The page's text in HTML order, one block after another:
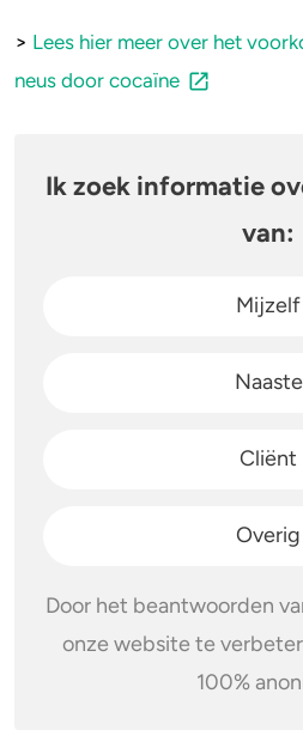
> Lees hier meer over het
neus door cocaïne
Ik zoek informatie
van:
Mijzelf
Naaste
Cliënt
Overig
Door het beantwoorden
onze website te
100%